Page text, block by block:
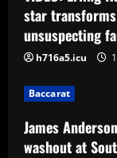
t
i
o
n
star
unsuspecting
h716a5.icu
Baccarat
James
washout at